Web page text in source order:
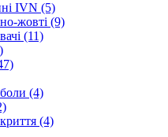
IVN (5)
жовті (9)
(11)
(4)
(4)